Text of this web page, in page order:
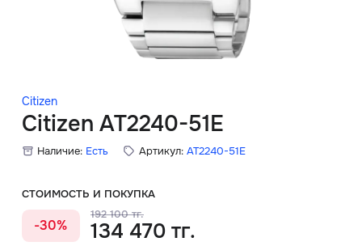
Citizen
Citizen AT2240-51E
Наличие: Есть Артикул: AT2240-51E
СТОИМОСТЬ И ПОКУПКА
-30%
192 100 тг.
134 470 тг.
Женские часы
Скидки
Главная
О нас
Доставка и оплата